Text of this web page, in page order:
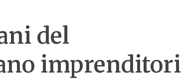
del
imprenditori